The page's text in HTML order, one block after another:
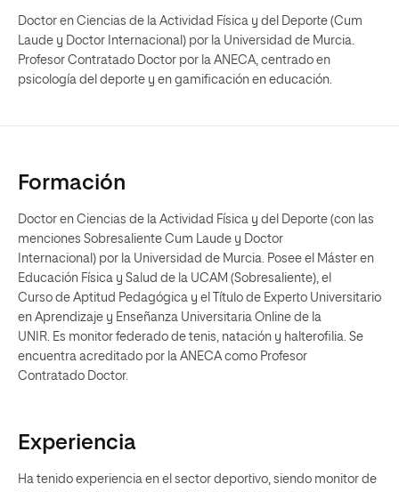
Doctor en Ciencias de la Actividad Física y del Deporte (Cum
Laude y Doctor Internacional) por la Universidad de Murcia.
Profesor Contratado Doctor por la ANECA, centrado en
psicología del deporte y en gamificación en educación.
Formación
Doctor en Ciencias de la Actividad Física y del Deporte (con las
menciones Sobresaliente Cum Laude y Doctor
Internacional) por la Universidad de Murcia. Posee el Máster en
Educación Física y Salud de la UCAM (Sobresaliente), el
Curso de Aptitud Pedagógica y el Título de Experto Universitario
en Aprendizaje y Enseñanza Universitaria Online de la
UNIR. Es monitor federado de tenis, natación y halterofilia. Se
encuentra acreditado por la ANECA como Profesor
Contratado Doctor.
Experiencia
Ha tenido experiencia en el sector deportivo, siendo monitor de